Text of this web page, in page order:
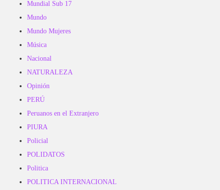
Mundial Sub 17
Mundo
Mundo Mujeres
Música
Nacional
NATURALEZA
Opinión
PERÚ
Peruanos en el Extranjero
PIURA
Policial
POLIDATOS
Politica
POLITICA INTERNACIONAL